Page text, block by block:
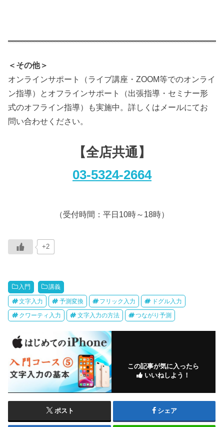
＜その他＞
オンラインサポート（ライブ講座・ZOOM等でのオンライ
ン指導）とオフラインサポート（出張指導・セミナー形
式のオフライン指導）も実施中。詳しくはメールにてお
問い合わせください。
【全店共通】
03-5324-2664
（受付時間：平日10時～18時）
+2
入門 講義
文字入力 予測変換 フリック入力 ドグル入力
クワーティ入力 文字入力の方法 つながり予測
この記事が気に入ったら
いいねしよう！
ポスト シェア